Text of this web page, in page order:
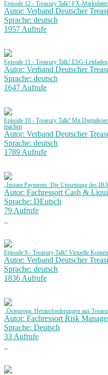
Episode 12 - Treasury Talk! FX-
Autor: Verband Deutscher
Sprache: deutsch
1957 Aufrufe
Episode 11 - Treasury Talk! ESG-Leitfaden
Autor: Verband Deutscher
Sprache: deutsch
1647 Aufrufe
Episode 10 - Treasury Talk! Mit
machen
Autor: Verband Deutscher
Sprache: deutsch
1789 Aufrufe
„Instant Payments: Die Umsetzung des
Autor: Fachressort Cash &
Sprache: DEutsch
79 Aufrufe
Episode 9 - Treasury Talk! Virtuelle Konten
Autor: Verband Deutscher
Sprache: deutsch
1836 Aufrufe
„Osteuropa: Herausforderungen aus
Autor: Fachressort Risk
Sprache: Deutsch
33 Aufrufe